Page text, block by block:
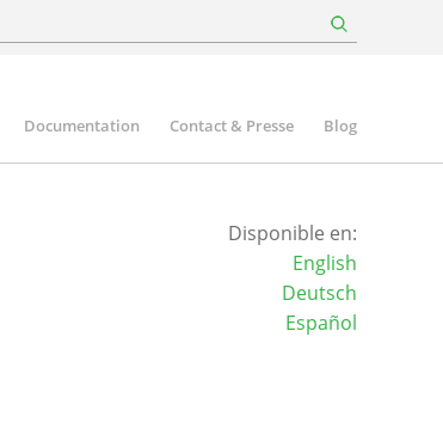
Documentation Contact & Presse Blog
Disponible en:
English
Deutsch
Español